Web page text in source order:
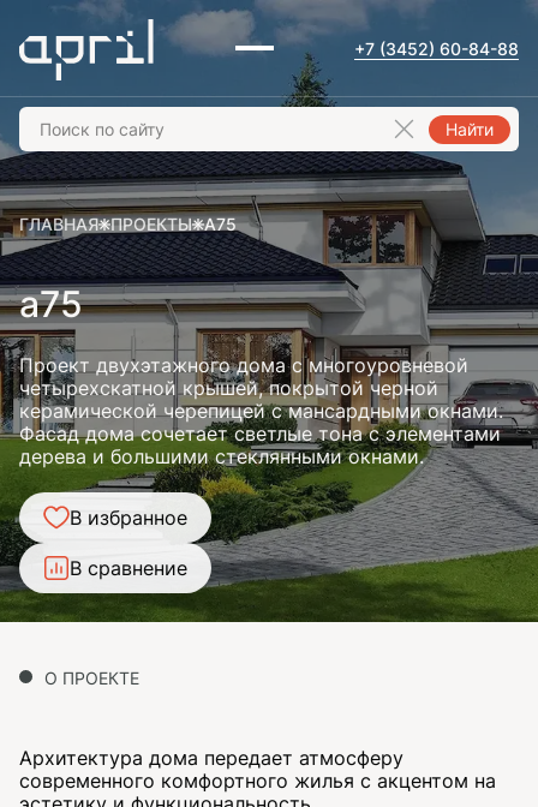
+7 (3452) 60-84-88
Найти
ГЛАВНАЯ ПРОЕКТЫ A75
a75
Проект двухэтажного дома с многоуровневой
четырехскатной крышей, покрытой черной
керамической черепицей с мансардными окнами.
Фасад дома сочетает светлые тона с элементами
дерева и большими стеклянными окнами.
В избранное
В сравнение
О ПРОЕКТЕ
Архитектура дома передает атмосферу
современного комфортного жилья с акцентом на